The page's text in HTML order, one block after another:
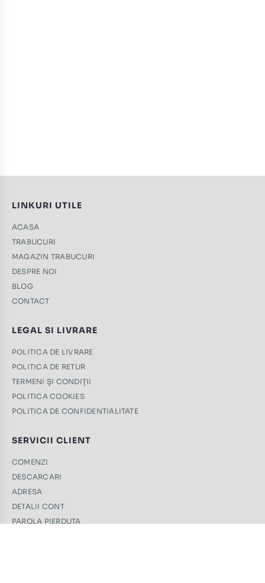
LINKURI UTILE
ACASA
TRABUCURI
MAGAZIN TRABUCURI
DESPRE NOI
BLOG
CONTACT
LEGAL SI LIVRARE
POLITICA DE LIVRARE
POLITICA DE RETUR
TERMENI ŞI CONDIŢII
POLITICA COOKIES
POLITICA DE CONFIDENTIALITATE
SERVICII CLIENT
COMENZI
DESCARCARI
ADRESA
DETALII CONT
PAROLA PIERDUTA